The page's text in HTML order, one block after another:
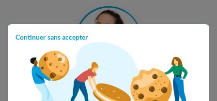
Continuer sans accepter
Camille Grau